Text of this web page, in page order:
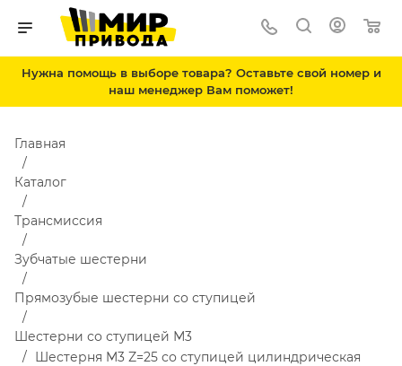
Нужна помощь в выборе товара? Оставьте свой номер и
наш менеджер Вам поможет!
Главная
Каталог
Трансмиссия
Зубчатые шестерни
Прямозубые шестерни со ступицей
Шестерни со ступицей М3
Шестерня M3 Z=25 со ступицей цилиндрическая